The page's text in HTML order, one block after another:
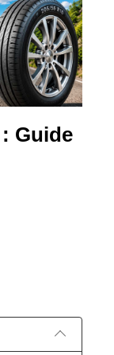
Guide